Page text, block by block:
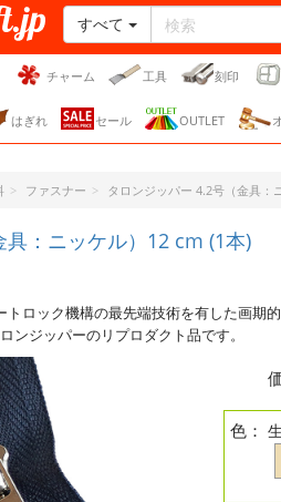
・
すべて
チャーム 工具 刻印
はぎれ セール OUTLET
ファスナー タロンジッパー 4.2号（金具：
：ニッケル）12 cm (1本)
ロック機構の最先端技術を有した画期
ンジッパーのリプロダクト品です。
色：